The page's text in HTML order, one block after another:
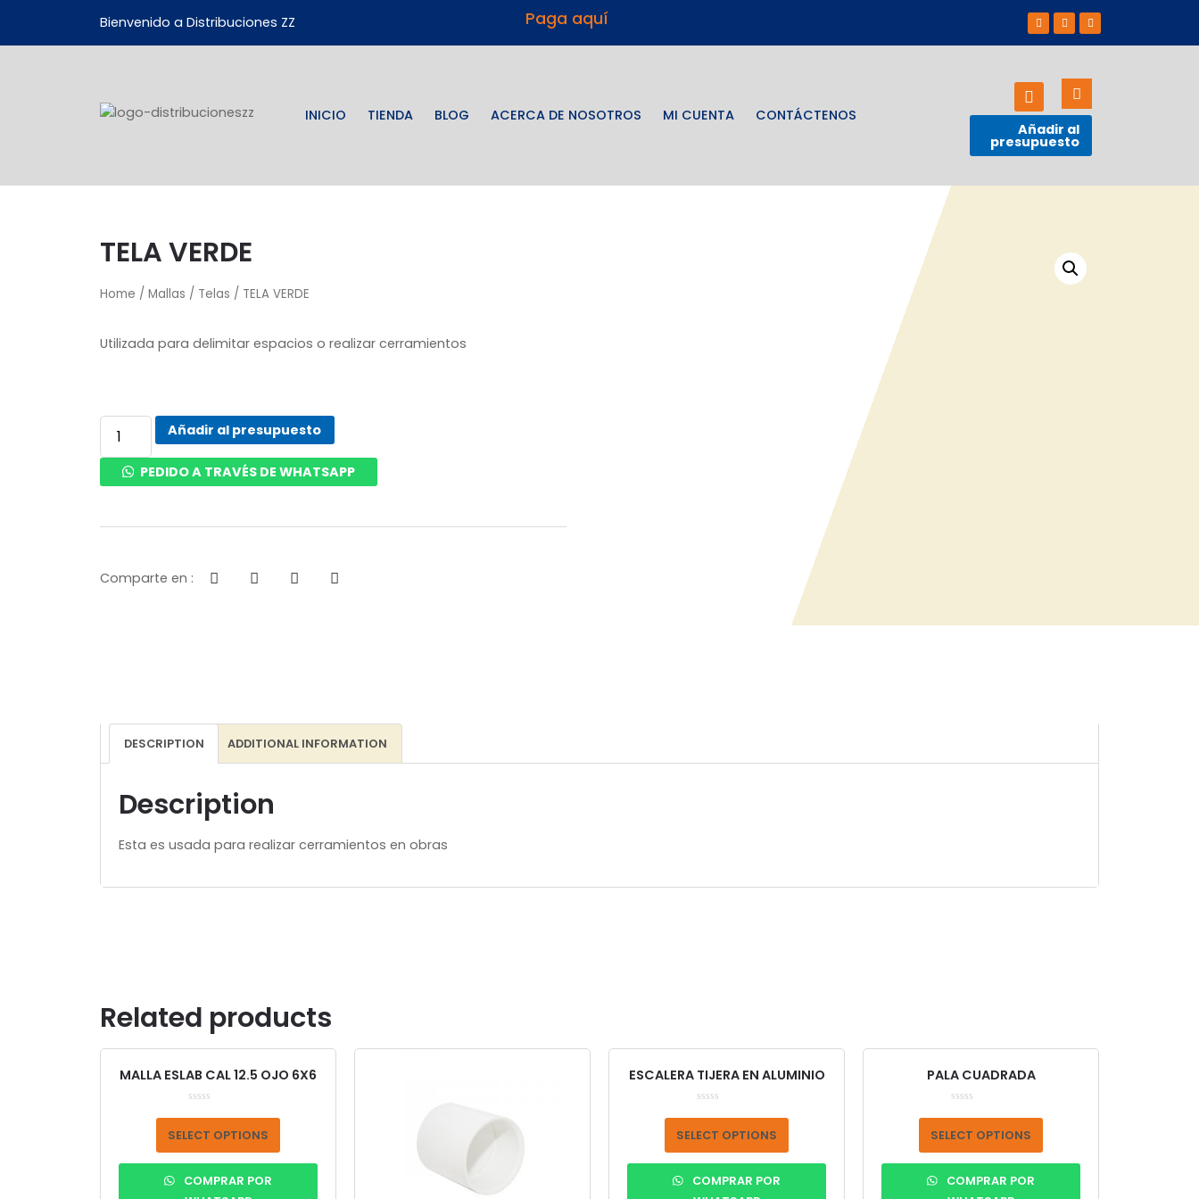
Bienvenido a Distribuciones ZZ Paga aquí
INICIO TIENDA BLOG ACERCA DE NOSOTROS MI CUENTA
CONTÁCTENOS
Añadir al
presupuesto
TELA VERDE
Home / Mallas / Telas / TELA VERDE
Utilizada para delimitar espacios o realizar cerramientos
Añadir al presupuesto
PEDIDO A TRAVÉS DE WHATSAPP
Comparte en :
DESCRIPTION ADDITIONAL INFORMATION
Description
Esta es usada para realizar cerramientos en obras
Related products
MALLA ESLAB CAL 12.5 OJO 6X6
out
5
SELECT OPTIONS
COMPRAR POR
ESCALERA TIJERA EN ALUMINIO
out
5
SELECT OPTIONS
COMPRAR POR
PALA CUADRADA
out
5
SELECT OPTIONS
COMPRAR POR